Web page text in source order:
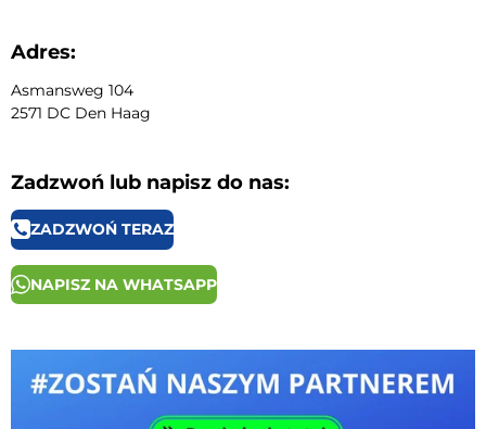
Adres:
Asmansweg 104
2571 DC Den Haag
Zadzwoń lub napisz do nas:
ZADZWOŃ TERAZ
NAPISZ NA WHATSAPP